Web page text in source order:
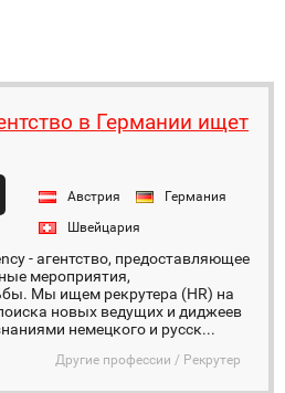
в Германии ищет
Австрия
Германия
Швейцария
- агентство, предоставляющее
мероприятия,
Мы ищем рекрутера (HR) на
новых ведущих и диджеев
немецкого и русск...
Другие профессии / Рекрутер